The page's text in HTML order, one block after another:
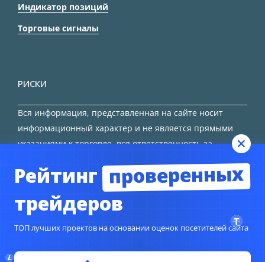
Индикатор позиций
Торговые сигналы
РИСКИ
Вся информация, представленная на сайте носит
информационный характер и не является прямыми
указаниями к торговле, вся ответственность за
Рейтинг проверенных
трейдеров
ТОП лучших проектов на основании оценок посетителей сайта